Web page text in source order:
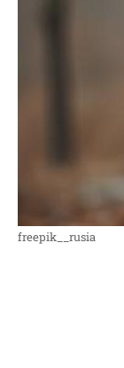
freepik__rusia